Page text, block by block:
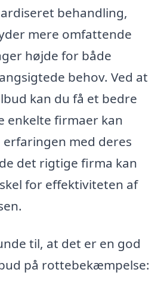
behandling,
mere omfattende
højde for både
behov. Ved at
kan du få et bedre
enkelte firmaer kan
med deres
det rigtige firma kan
for effektiviteten af
til, at det er en god
på rottebekæmpelse: